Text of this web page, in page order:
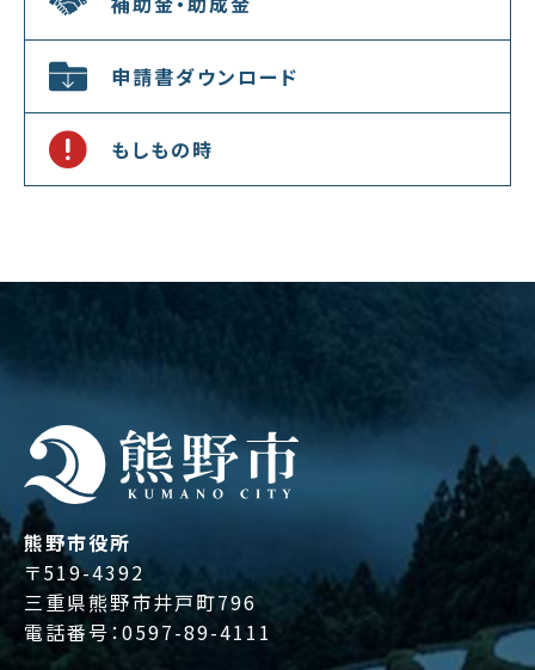
申請書ダウンロード
もしもの時
熊野市役所
〒519-4392
三重県熊野市井戸町796
電話番号：0597-89-4111